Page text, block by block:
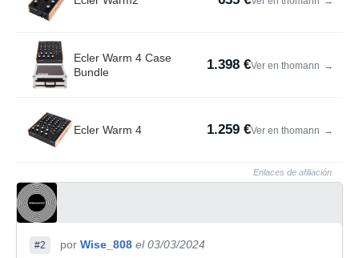
Ecler Warm 4 Case
Bundle
1.398 €Ver en thomann →
Ecler Warm 4 1.259 €Ver en thomann →
Enlaces de afiliación
#2 por Wise_808 el 03/03/2024